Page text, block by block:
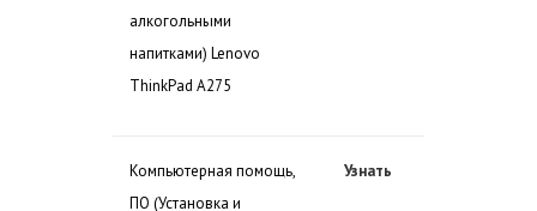
алкогольными
напитками) Lenovo
ThinkPad A275
Компьютерная помощь,
ПО (Установка и
Узнать